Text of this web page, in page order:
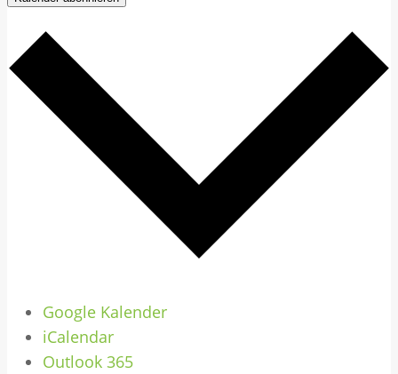
Google Kalender
iCalendar
Outlook 365